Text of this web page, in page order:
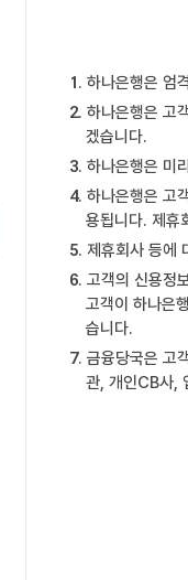
하나은행은 엄
하나은행은 고
겠습니다.
하나은행은 미
하나은행은 고
용됩니다. 제휴
제휴회사 등에
고객의 신용정
고객이 하나은
습니다.
금융당국은 고
관, 개인CB사,